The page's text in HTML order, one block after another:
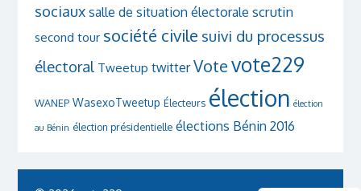
sociaux salle de situation électorale scrutin
second tour société civile suivi du processus
électoral Tweetup twitter Votevote229
WANEP WasexoTweetup Électeurs élection élection
au Bénin élection présidentielle élections Bénin 2016